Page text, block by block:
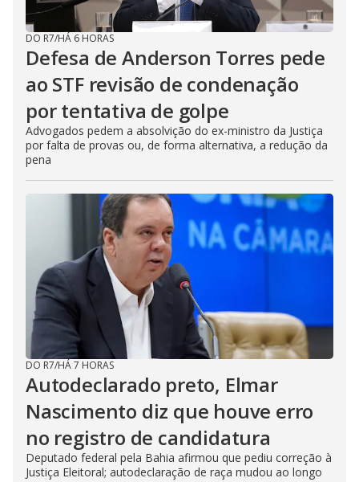
DO R7/HÁ 6 HORAS
Defesa de Anderson Torres pede
ao STF revisão de condenação
por tentativa de golpe
Advogados pedem a absolvição do ex-ministro da Justiça
por falta de provas ou, de forma alternativa, a redução da
pena
DO R7/HÁ 7 HORAS
Autodeclarado preto, Elmar
Nascimento diz que houve erro
no registro de candidatura
Deputado federal pela Bahia afirmou que pediu correção à
Justiça Eleitoral; autodeclaração de raça mudou ao longo